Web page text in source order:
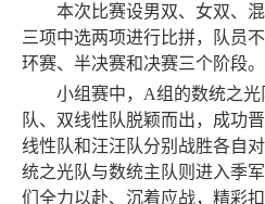
本次比赛设男双、女双、
三项中选两项进行比拼，队员
环赛、半决赛和决赛三个阶段。
小组赛中， A组的数统之
队、双线性队脱颖而出，成功
线性队和汪汪队分别战胜各自
统之光队与数统主队则进入季
们全力以赴、沉着应战，精彩